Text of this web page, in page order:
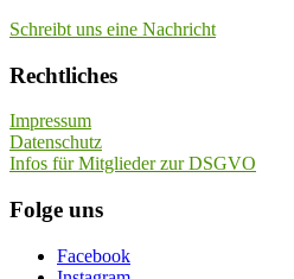
Schreibt uns eine Nachricht
Rechtliches
Impressum
Datenschutz
Infos für Mitglieder zur DSGVO
Folge uns
Facebook